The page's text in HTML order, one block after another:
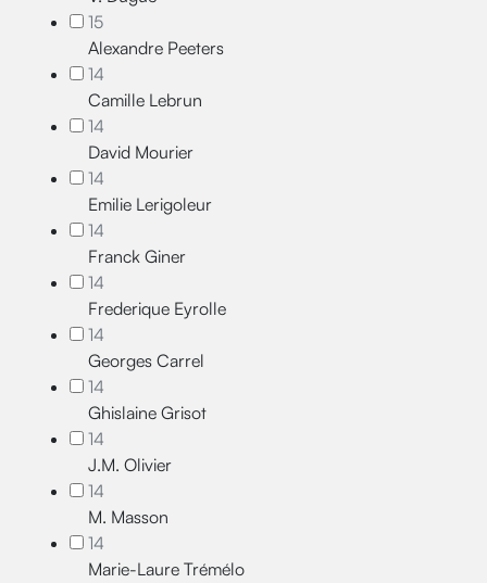
15
Alexandre Peeters
14
Camille Lebrun
14
David Mourier
14
Emilie Lerigoleur
14
Franck Giner
14
Frederique Eyrolle
14
Georges Carrel
14
Ghislaine Grisot
14
J.M. Olivier
14
M. Masson
14
Marie-Laure Trémélo